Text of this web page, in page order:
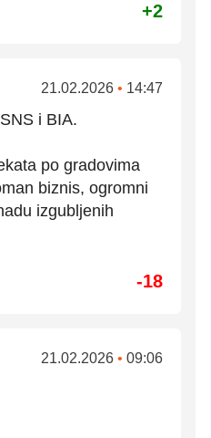
+2
21.02.2026 • 14:47
i BIA.
po gradovima
biznis, ogromni
izgubljenih
-18
21.02.2026 • 09:06